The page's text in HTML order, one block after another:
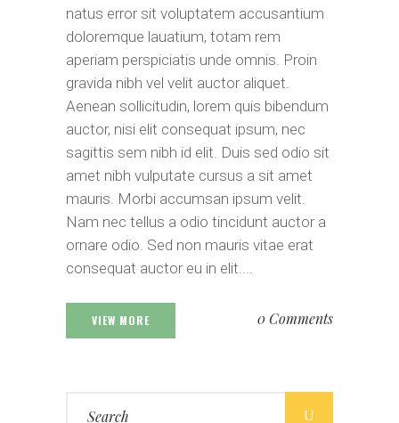
natus error sit voluptatem accusantium
doloremque lauatium, totam rem
aperiam perspiciatis unde omnis. Proin
gravida nibh vel velit auctor aliquet.
Aenean sollicitudin, lorem quis bibendum
auctor, nisi elit consequat ipsum, nec
sagittis sem nibh id elit. Duis sed odio sit
amet nibh vulputate cursus a sit amet
mauris. Morbi accumsan ipsum velit.
Nam nec tellus a odio tincidunt auctor a
ornare odio. Sed non mauris vitae erat
consequat auctor eu in elit....
VIEW MORE 0 Comments